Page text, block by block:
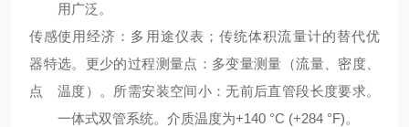
用广泛。
传感
器特
点
使用经济：多用途仪表；传统体积流量计的替代优
选。更少的过程测量点：多变量测量（流量、密度、
温度）。所需安装空间小：无前后直管段长度要求。
一体式双管系统。介质温度为+140 °C (+284 °F)。